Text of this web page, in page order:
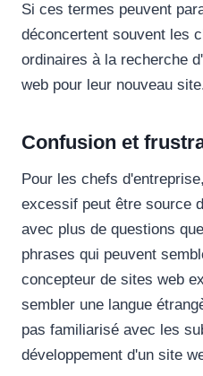
Si ces termes peuvent
déconcertent souvent les
ordinaires à la recherche
web pour leur nouveau
Confusion et
Pour les chefs
excessif peut être source
avec plus de questions
phrases qui peuvent
concepteur de sites web
sembler une langue
pas familiarisé avec les
développement d'un site